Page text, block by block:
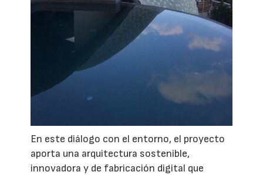
En este diálogo con el entorno, el proyecto
aporta una arquitectura sostenible,
innovadora y de fabricación digital que